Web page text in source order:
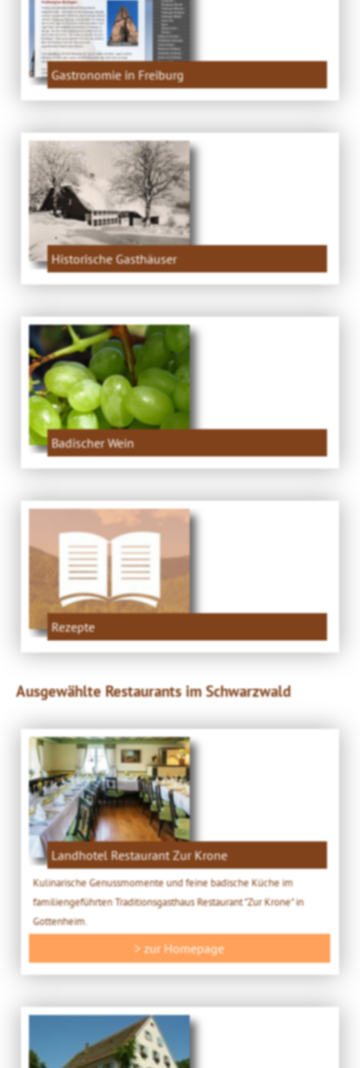
Gastronomie in Freiburg
Historische Gasthäuser
Badischer Wein
Rezepte
Ausgewählte Restaurants im Schwarzwald
Landhotel Restaurant Zur Krone
Kulinarische Genussmomente und feine badische Küche im
familiengeführten Traditionsgasthaus Restaurant "Zur Krone" in
Gottenheim.
> zur Homepage